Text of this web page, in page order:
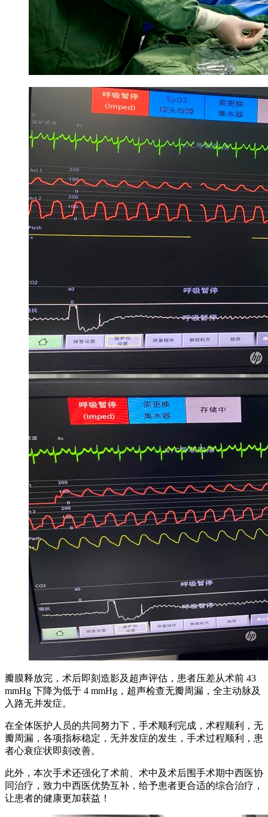
瓣膜释放完，术后即刻造影及超声评估，患者压差从术前 43
mmHg 下降为低于 4 mmHg，超声检查无瓣周漏，全主动脉及
入路无并发症。
在全体医护人员的共同努力下，手术顺利完成，术程顺利，无
瓣周漏，各项指标稳定，无并发症的发生，手术过程顺利，患
者心衰症状即刻改善。
此外，本次手术还强化了术前、术中及术后围手术期中西医协
同治疗，致力中西医优势互补，给予患者更合适的综合治疗，
让患者的健康更加获益！